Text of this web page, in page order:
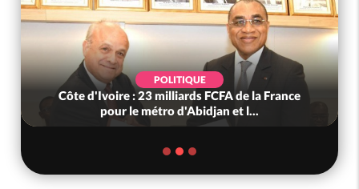
POLITIQUE
Côte d'Ivoire : 23 milliards FCFA de la France
pour le métro d'Abidjan et l...